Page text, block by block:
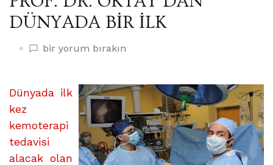
DÜNYADA BİR İLK
PROF.
DÜNYADA
üzerine
bir yorum bırakın
Dünyada ilk
kez
kemoterapi
tedavisi
alacak olan